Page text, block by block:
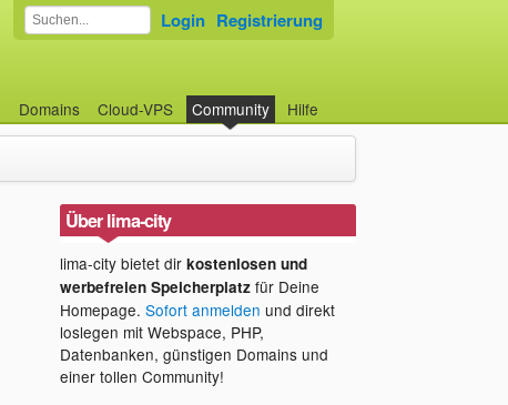
Domains Cloud-VPS Community Hilfe
Login Registrierung
Über lima-city
lima-city bietet dir kostenlosen und
werbefreien Speicherplatzfür Deine
Homepage. Sofort anmelden und direkt
loslegen mit Webspace, PHP,
Datenbanken, günstigen Domains und
einer tollen Community!